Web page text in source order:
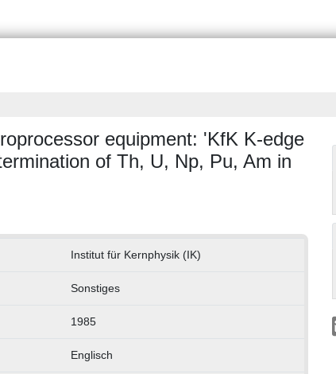
equipment: 'KfK K-edge
of Th, U, Np, Pu, Am in
Institut für Kernphysik (IK)
Sonstiges
1985
Englisch